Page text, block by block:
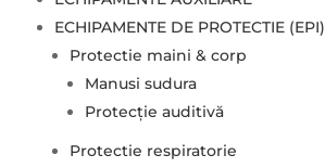
ECHIPAMENTE DE PROTECTIE (EPI)
Protectie maini & corp
Manusi sudura
Protecție auditivă
Protectie respiratorie